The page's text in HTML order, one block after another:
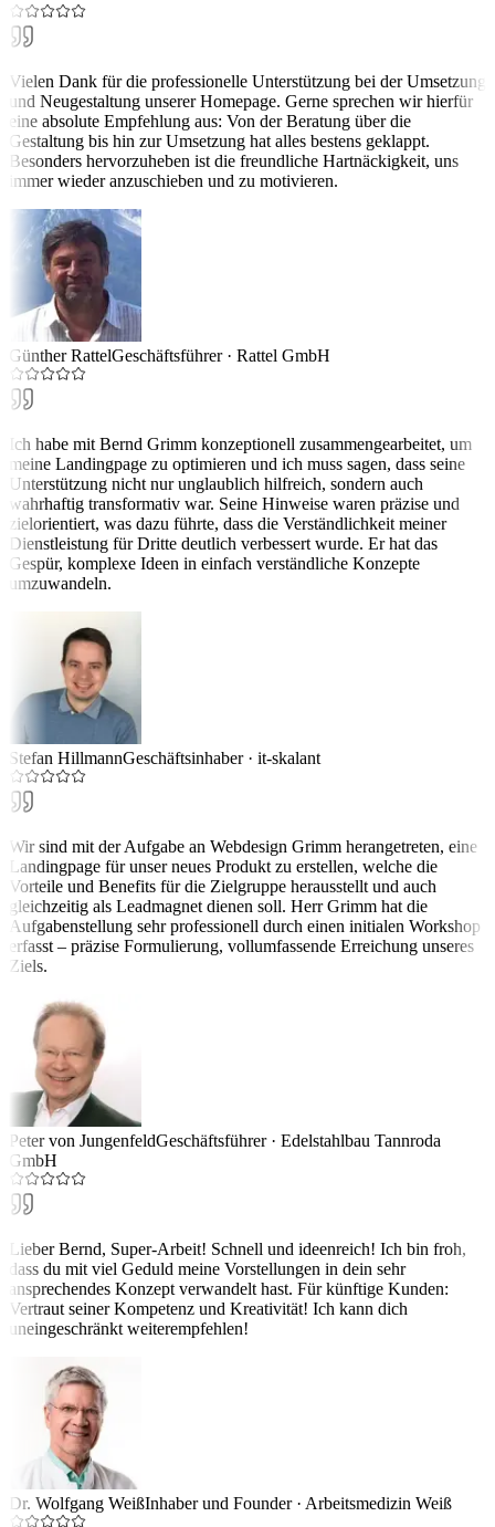
Vielen Dank für die professionelle Unterstützung bei der Umsetzung
und Neugestaltung unserer Homepage. Gerne sprechen wir hierfür
eine absolute Empfehlung aus: Von der Beratung über die
Gestaltung bis hin zur Umsetzung hat alles bestens geklappt.
Besonders hervorzuheben ist die freundliche Hartnäckigkeit, uns
immer wieder anzuschieben und zu motivieren.
Günther RattelGeschäftsführer· Rattel GmbH
Ich habe mit Bernd Grimm konzeptionell zusammengearbeitet, um
meine Landingpage zu optimieren und ich muss sagen, dass seine
Unterstützung nicht nur unglaublich hilfreich, sondern auch
wahrhaftig transformativ war. Seine Hinweise waren präzise und
zielorientiert, was dazu führte, dass die Verständlichkeit meiner
Dienstleistung für Dritte deutlich verbessert wurde. Er hat das
Gespür, komplexe Ideen in einfach verständliche Konzepte
umzuwandeln.
Stefan HillmannGeschäftsinhaber· it-skalant
Wir sind mit der Aufgabe an Webdesign Grimm herangetreten, eine
Landingpage für unser neues Produkt zu erstellen, welche die
Vorteile und Benefits für die Zielgruppe herausstellt und auch
gleichzeitig als Leadmagnet dienen soll. Herr Grimm hat die
Aufgabenstellung sehr professionell durch einen initialen Workshop
erfasst – präzise Formulierung, vollumfassende Erreichung unseres
Ziels.
Peter von JungenfeldGeschäftsführer· Edelstahlbau Tannroda
GmbH
Lieber Bernd, Super-Arbeit! Schnell und ideenreich! Ich bin froh,
dass du mit viel Geduld meine Vorstellungen in dein sehr
ansprechendes Konzept verwandelt hast. Für künftige Kunden:
Vertraut seiner Kompetenz und Kreativität! Ich kann dich
uneingeschränkt weiterempfehlen!
Dr. Wolfgang WeißInhaber und Founder· Arbeitsmedizin Weiß